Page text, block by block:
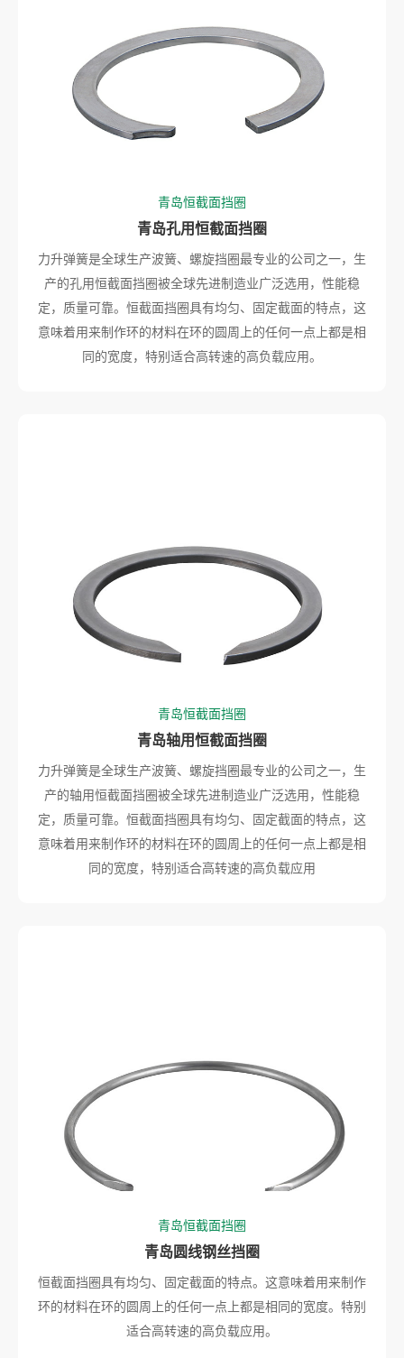
青岛恒截面挡圈
青岛孔用恒截面挡圈
力升弹簧是全球生产波簧、螺旋挡圈最专业的公司之一，生
产的孔用恒截面挡圈被全球先进制造业广泛选用，性能稳
定，质量可靠。恒截面挡圈具有均匀、固定截面的特点，这
意味着用来制作环的材料在环的圆周上的任何一点上都是相
同的宽度，特别适合高转速的高负载应用。
青岛恒截面挡圈
青岛轴用恒截面挡圈
力升弹簧是全球生产波簧、螺旋挡圈最专业的公司之一，生
产的轴用恒截面挡圈被全球先进制造业广泛选用，性能稳
定，质量可靠。恒截面挡圈具有均匀、固定截面的特点，这
意味着用来制作环的材料在环的圆周上的任何一点上都是相
同的宽度，特别适合高转速的高负载应用
青岛恒截面挡圈
青岛圆线钢丝挡圈
恒截面挡圈具有均匀、固定截面的特点。这意味着用来制作
环的材料在环的圆周上的任何一点上都是相同的宽度。特别
适合高转速的高负载应用。